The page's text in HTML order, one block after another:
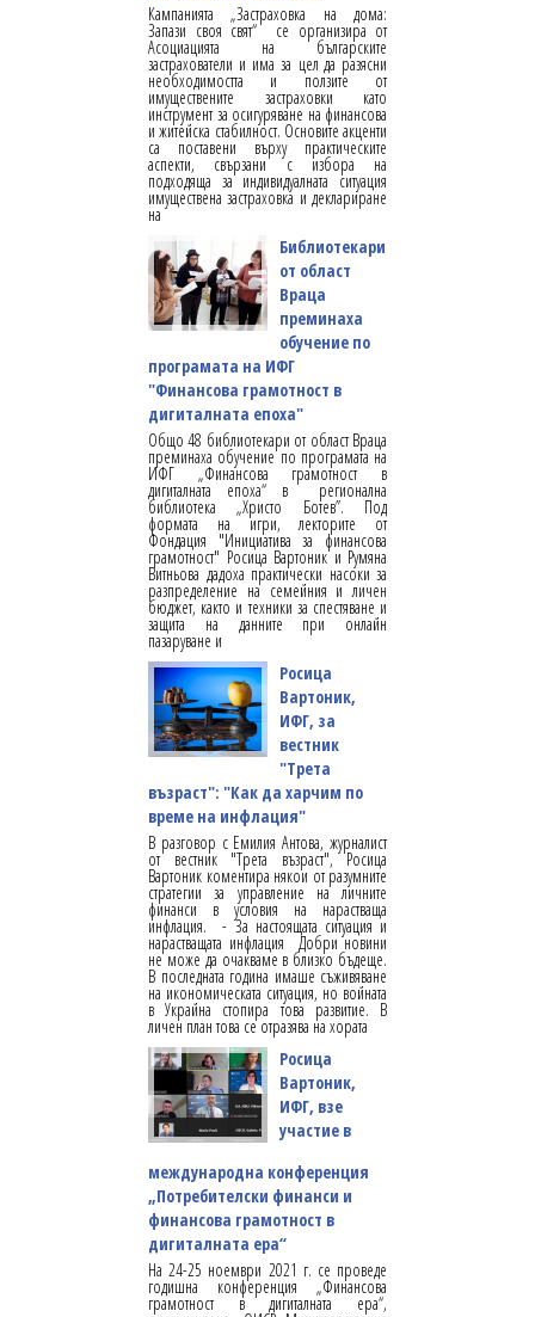
Кампанията „Застраховка на дома:
Запази своя свят“ се организира от
Асоциацията на българските
застрахователи и има за цел да разясни
необходимостта и ползите от
имуществените застраховки като
инструмент за осигуряване на финансова
и житейска стабилност. Основите акценти
са поставени върху практическите
аспекти, свързани с избора на
подходяща за индивидуалната ситуация
имуществена застраховка и деклариране
на
Библиотекари
от област
Враца
преминаха
обучение по
програмата на ИФГ
"Финансова грамотност в
дигиталната епоха"
Общо 48 библиотекари от област Враца
преминаха обучение по програмата на
ИФГ „Финансова грамотност в
дигиталната епоха“ в регионална
библиотека „Христо Ботев”. Под
формата на игри, лекторите от
Фондация "Инициатива за финансова
грамотност" Росица Вартоник и Румяна
Витньова дадоха практически насоки за
разпределение на семейния и личен
бюджет, както и техники за спестяване и
защита на данните при онлайн
пазаруване и
Росица
Вартоник,
ИФГ, за
вестник
"Трета
възраст": "Как да харчим по
време на инфлация"
В разговор с Емилия Антова, журналист
от вестник "Трета възраст", Росица
Вартоник коментира някои от разумните
стратегии за управление на личните
финанси в условия на нарастваща
инфлация. - За настоящата ситуация и
нарастващата инфлация Добри новини
не може да очакваме в близко бъдеще.
В последната година имаше съживяване
на икономическата ситуация, но войната
в Украйна стопира това развитие. В
личен план това се отразява на хората
Росица
Вартоник,
ИФГ, взе
участие в
международна конференция
„Потребителски финанси и
финансова грамотност в
дигиталната ера“
На 24-25 ноември 2021 г. се проведе
годишна конференция „Финансова
грамотност в дигиталната ера“,